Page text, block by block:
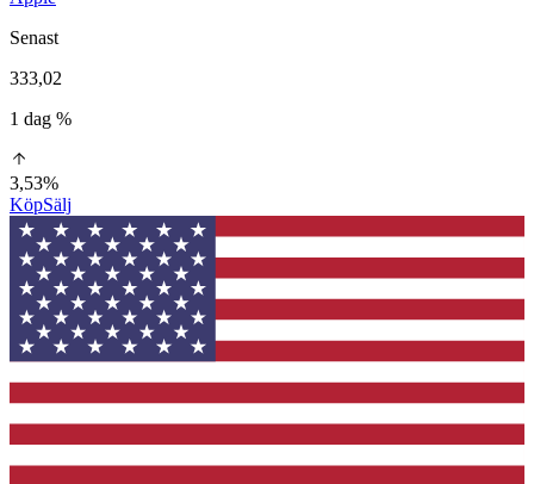
Senast
333,02
1 dag %
3,53%
KöpSälj